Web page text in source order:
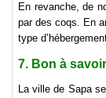
En revanche, de
par des coqs. En
type
7. Bon à
La ville de Sapa